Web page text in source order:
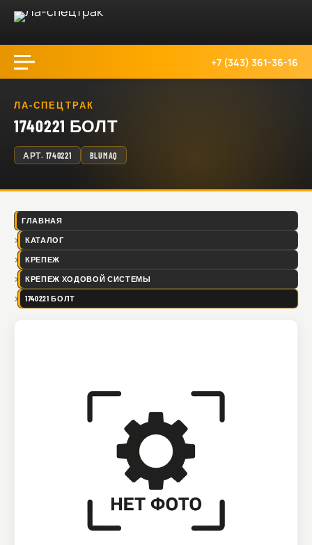
+7 (343) 361-36-16
ЛА-СПЕЦТРАК
1740221 БОЛТ
АРТ. 1740221 BLUMAQ
ГЛАВНАЯ
КАТАЛОГ
КРЕПЕЖ
КРЕПЕЖ ХОДОВОЙ СИСТЕМЫ
1740221 БОЛТ